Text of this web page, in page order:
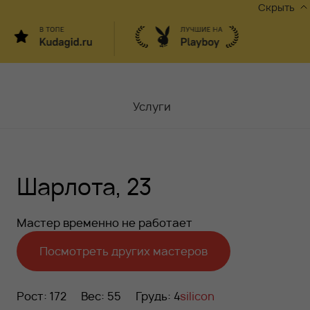
Скрыть
Услуги
Контакты
Акции
Вакансии
Блог
Шарлота, 23
Мастер временно не работает
Посмотреть других мастеров
Рост: 172 Вес: 55 Грудь: 4silicon